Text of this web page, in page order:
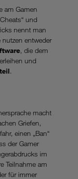
am Gamen
und
nennt man
nutzen entweder
, die dem
und
.
macht
Griefen,
einen „Ban“
der Gamer
im
Teilnahme am
für immer